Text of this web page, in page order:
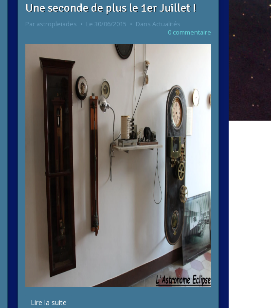
Une seconde de plus le 1er Juillet !
Par astropleiades Le 30/06/2015 DansActualités
0 commentaire
Lire la suite